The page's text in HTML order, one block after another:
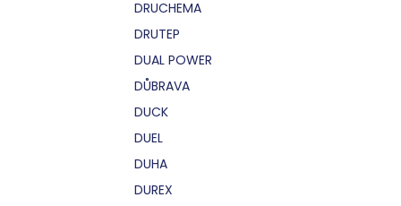
DRUCHEMA
DRUTEP
DUAL POWER
DŮBRAVA
DUCK
DUEL
DUHA
DUREX